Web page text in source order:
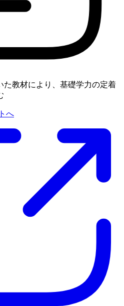
た教材により、基礎学力の定着
へ